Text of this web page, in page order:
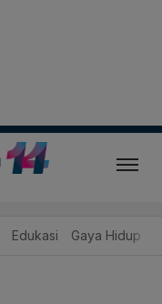
Edukasi Gaya Hidup